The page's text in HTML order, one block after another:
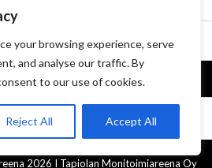
your browsing experience, serve
and analyse our traffic. By
to our use of cookies.
Reject All Accept All
2026 I Tapiolan Monitoimiareena Oy